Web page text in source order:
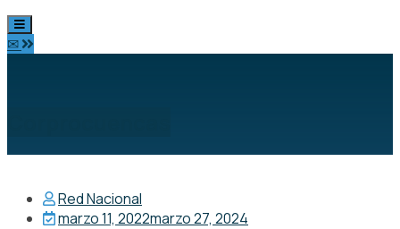
✉
Red Nacional
marzo 11, 2022marzo 27, 2024